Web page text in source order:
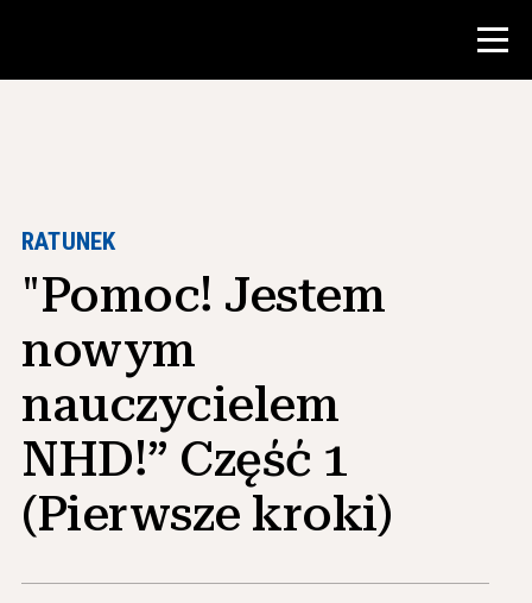
Zasoby dla nauczycieli
Narzędzia w klasie
Instytuty
Nauczanie umiejętności badawczych
Doradzanie studentom NHD
RATUNEK
"Pomoc! Jestem
nowym
nauczycielem
NHD!” Część 1
(Pierwsze kroki)